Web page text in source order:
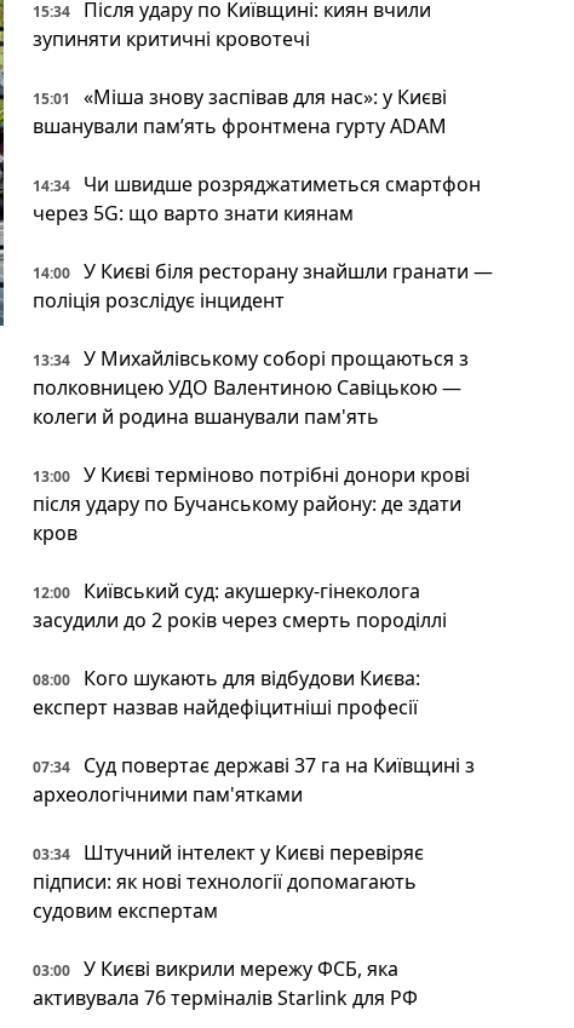
15:34
Після удару по Київщині: киян вчили
зупиняти критичні кровотечі
15:01
«Міша знову заспівав для нас»: у Києві
вшанували пам’ять фронтмена гурту ADAM
14:34
Чи швидше розряджатиметься смартфон
через 5G: що варто знати киянам
14:00
У Києві біля ресторану знайшли гранати —
поліція розслідує інцидент
13:34
У Михайлівському соборі прощаються з
полковницею УДО Валентиною Савіцькою —
колеги й родина вшанували пам'ять
13:00
У Києві терміново потрібні донори крові
після удару по Бучанському району: де здати
кров
12:00
Київський суд: акушерку-гінеколога
засудили до 2 років через смерть породіллі
08:00
Кого шукають для відбудови Києва:
експерт назвав найдефіцитніші професії
07:34
Суд повертає державі 37 га на Київщині з
археологічними пам'ятками
03:34
Штучний інтелект у Києві перевіряє
підписи: як нові технології допомагають
судовим експертам
03:00
У Києві викрили мережу ФСБ, яка
активувала 76 терміналів Starlink для РФ